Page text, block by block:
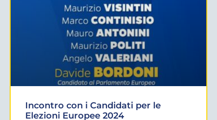
Incontro con i Candidati per le
Elezioni Europee 2024